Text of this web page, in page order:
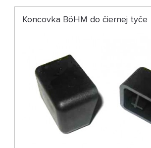
Koncovka BöHM do čiernej tyče